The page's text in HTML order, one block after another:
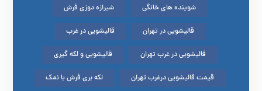
شوینده های خانگی شیرازه دوزی فرش
قالیشویی در تهران قالیشویی در غرب
قالیشویی در غرب تهران قالیشویی و لکه گیری
قیمت قالیشویی درغرب تهران لکه بری فرش با نمک